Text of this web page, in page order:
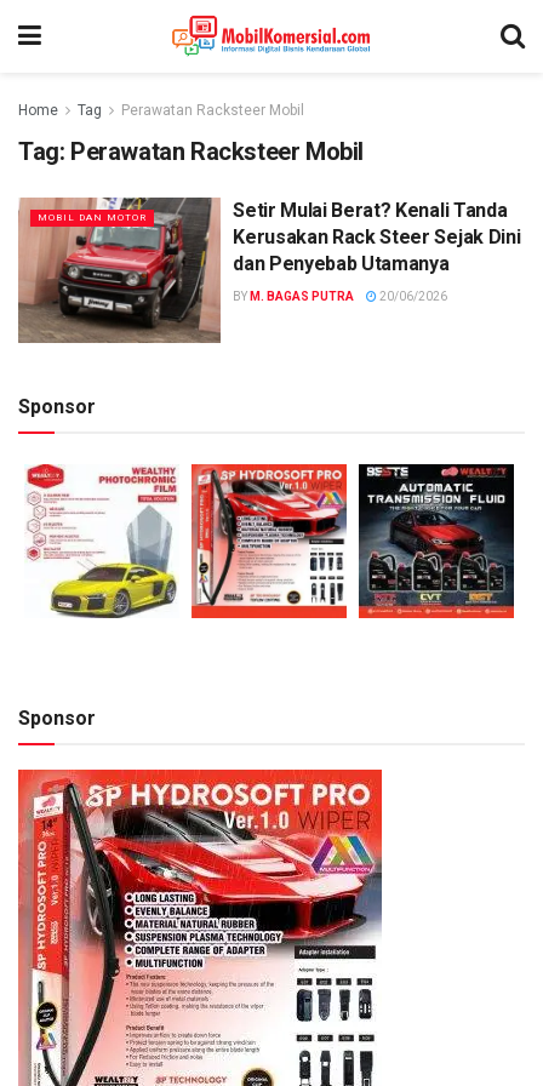
Home Tag Perawatan Racksteer Mobil
Tag: Perawatan Racksteer Mobil
MOBIL DAN MOTOR
Setir Mulai Berat? Kenali Tanda
Kerusakan Rack Steer Sejak Dini
dan Penyebab Utamanya
BY M. BAGAS PUTRA 20/06/2026
Sponsor
Sponsor